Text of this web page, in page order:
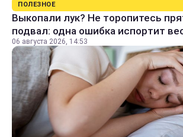
ПОЛЕЗНОЕ
Выкопали лук? Не торопитесь
подвал: одна ошибка испортит
06 августа 2026, 14:53